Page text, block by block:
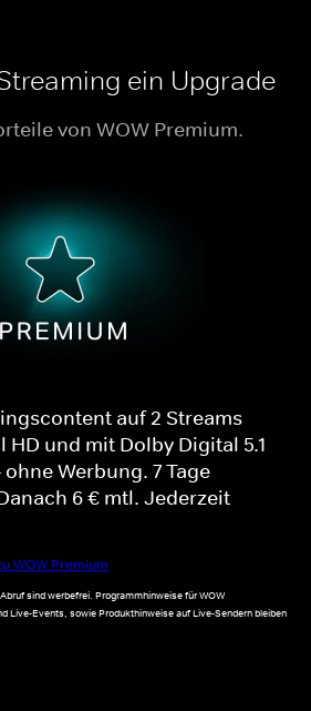
ein Upgrade
von WOW Premium.
auf 2 Streams
und mit Dolby Digital 5.1
Werbung. 7 Tage
6 € mtl. Jederzeit
WOW Premium
sind werbefrei. Programmhinweise für WOW
Live-Events, sowie Produkthinweise auf Live-Sendern bleiben